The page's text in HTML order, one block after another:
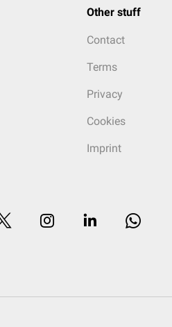
Other stuff
Contact
Terms
Privacy
Cookies
Imprint